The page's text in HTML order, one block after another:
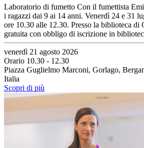
Laboratorio di fumetto Con il fumettista
i ragazzi dai 9 ai 14 anni. Venerdì 24 e 31
ore 10.30 alle 12.30. Presso la biblioteca di
gratuita con obbligo di iscrizione in
venerdì 21 agosto 2026
Orario 10.30 - 12.30
Piazza Guglielmo Marconi, Gorlago,
Italia
Scopri di più